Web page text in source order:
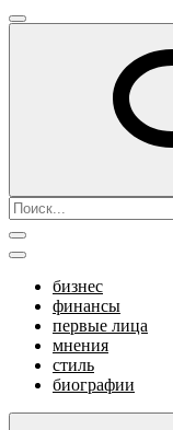
бизнес
финансы
первые лица
мнения
стиль
биографии